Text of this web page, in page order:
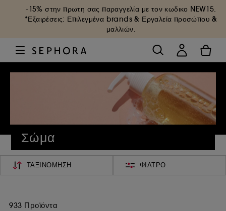
-15% στην πρωτη σας παραγγελία με τον κωδικο NEW15.
*Εξαιρέσεις: Επιλεγμένα brands & Εργαλεία προσώπου &
μαλλιών.
Σώμα
ΤΑΞΙΝΌΜΗΣΗ ΦΊΛΤΡΟ
933 Προϊόντα